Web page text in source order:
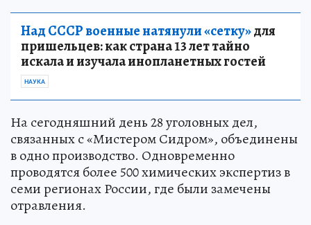
Над СССР военные натянули «сетку»для
пришельцев: как страна 13 лет тайно
искала и изучала инопланетных гостей
НАУКА
На сегодняшний день 28 уголовных дел,
связанных с «Мистером Сидром», объединены
в одно производство. Одновременно
проводятся более 500 химических экспертиз в
семи регионах России, где были замечены
отравления.